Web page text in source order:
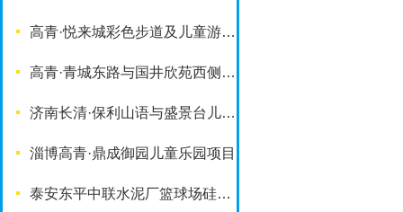
高青·悦来城彩色步道及儿童游乐设施
高青·青城东路与国井欣苑西侧游园项目
济南长清·保利山语与盛景台儿童乐园项目
淄博高青·鼎成御园儿童乐园项目
泰安东平中联水泥厂篮球场硅PU铺装项目